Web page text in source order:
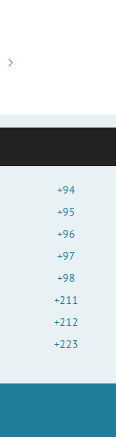
+94
+95
+96
+97
+98
+211
+212
+223